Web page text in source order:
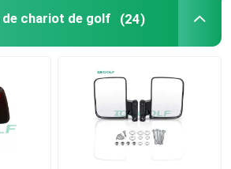
chariot de golf (24)